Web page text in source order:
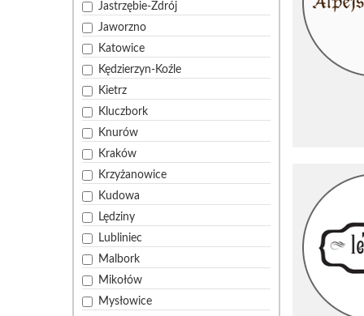
Jastrzębie-Zdrój
Jaworzno
Katowice
Kędzierzyn-Koźle
Kietrz
Kluczbork
Knurów
Kraków
Krzyżanowice
Kudowa
Lędziny
Lubliniec
Malbork
Mikołów
Mysłowice